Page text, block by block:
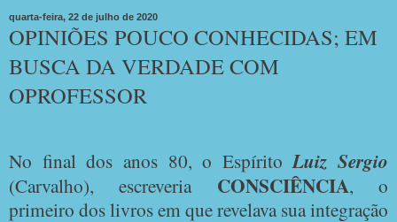
quarta-feira, 22 de julho de 2020
OPINIÕES POUCO CONHECIDAS; EM
BUSCA DA VERDADE COM
OPROFESSOR
No final dos anos 80, o Espírito Luiz Sergio
(Carvalho), escreveria CONSCIÊNCIA, o
primeiro dos livros em que revelava sua integração